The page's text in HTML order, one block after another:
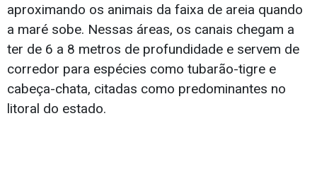
aproximando os animais da faixa de areia quando
a maré sobe. Nessas áreas, os canais chegam a
ter de 6 a 8 metros de profundidade e servem de
corredor para espécies como tubarão-tigre e
cabeça-chata, citadas como predominantes no
litoral do estado.